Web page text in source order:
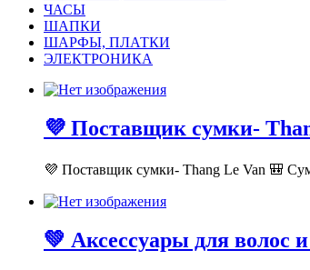
ЧАСЫ
ШАПКИ
ШАРФЫ, ПЛАТКИ
ЭЛЕКТРОНИКА
💜 Поставщик сумки-
💜 Поставщик сумки- Thang Le Van 🎒
💚 Аксессуары для волос